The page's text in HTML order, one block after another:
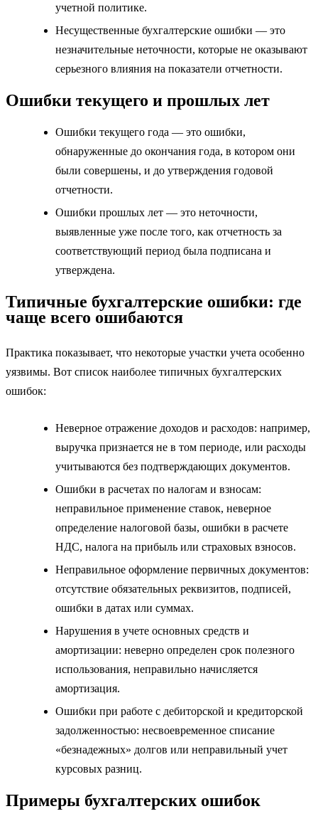
учетной политике.
Несущественные бухгалтерские ошибки — это
незначительные неточности, которые не оказывают
серьезного влияния на показатели отчетности.
Ошибки текущего и прошлых лет
Ошибки текущего года — это ошибки,
обнаруженные до окончания года, в котором они
были совершены, и до утверждения годовой
отчетности.
Ошибки прошлых лет — это неточности,
выявленные уже после того, как отчетность за
соответствующий период была подписана и
утверждена.
Типичные бухгалтерские ошибки: где
чаще всего ошибаются
Практика показывает, что некоторые участки учета особенно
уязвимы. Вот список наиболее типичных бухгалтерских
ошибок:
Неверное отражение доходов и расходов: например,
выручка признается не в том периоде, или расходы
учитываются без подтверждающих документов.
Ошибки в расчетах по налогам и взносам:
неправильное применение ставок, неверное
определение налоговой базы, ошибки в расчете
НДС, налога на прибыль или страховых взносов.
Неправильное оформление первичных документов:
отсутствие обязательных реквизитов, подписей,
ошибки в датах или суммах.
Нарушения в учете основных средств и
амортизации: неверно определен срок полезного
использования, неправильно начисляется
амортизация.
Ошибки при работе с дебиторской и кредиторской
задолженностью: несвоевременное списание
«безнадежных» долгов или неправильный учет
курсовых разниц.
Примеры бухгалтерских ошибок